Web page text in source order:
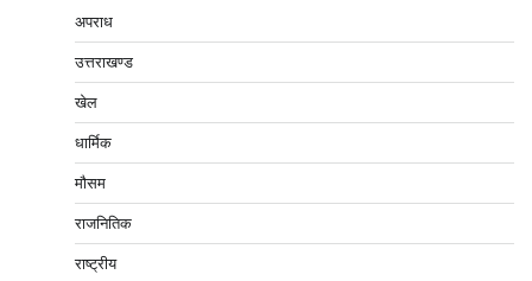
अपराध
उत्तराखण्ड
खेल
धार्मिक
मौसम
राजनितिक
राष्ट्रीय